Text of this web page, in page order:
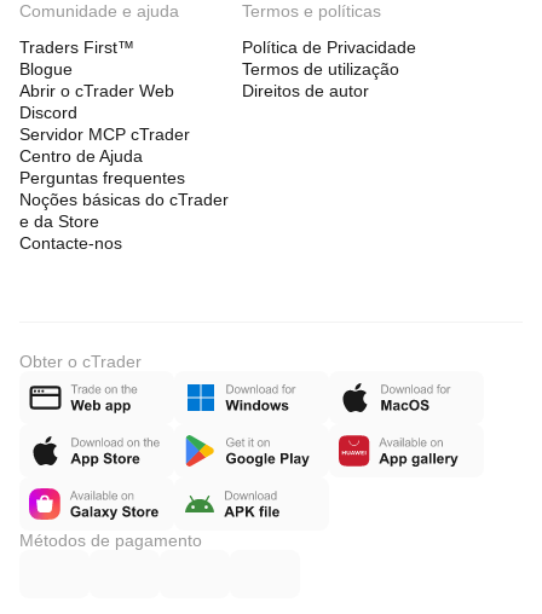
Comunidade e ajuda
Traders First™
Blogue
Abrir o cTrader Web
Discord
Servidor MCP cTrader
Centro de Ajuda
Perguntas frequentes
Noções básicas do cTrader
e da Store
Contacte-nos
Termos e políticas
Política de Privacidade
Termos de utilização
Direitos de autor
Obter o cTrader
Métodos de pagamento